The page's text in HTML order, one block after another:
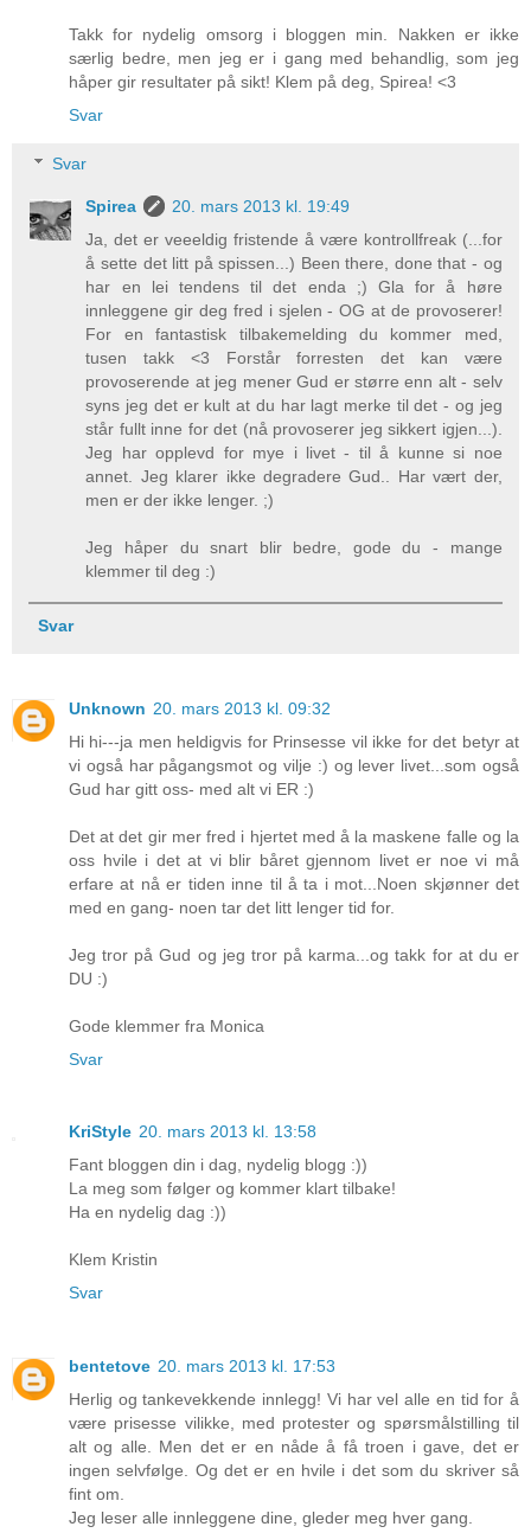
Takk for nydelig omsorg i bloggen min. Nakken er ikke
særlig bedre, men jeg er i gang med behandlig, som jeg
håper gir resultater på sikt! Klem på deg, Spirea! <3
Svar
Svar
Spirea
20. mars 2013 kl. 19:49
Ja, det er veeeldig fristende å være kontrollfreak (...for
å sette det litt på spissen...) Been there, done that - og
har en lei tendens til det enda ;) Gla for å høre
innleggene gir deg fred i sjelen - OG at de provoserer!
For en fantastisk tilbakemelding du kommer med,
tusen takk <3 Forstår forresten det kan være
provoserende at jeg mener Gud er større enn alt - selv
syns jeg det er kult at du har lagt merke til det - og jeg
står fullt inne for det (nå provoserer jeg sikkert igjen...).
Jeg har opplevd for mye i livet - til å kunne si noe
annet. Jeg klarer ikke degradere Gud.. Har vært der,
men er der ikke lenger. ;)
Jeg håper du snart blir bedre, gode du - mange
klemmer til deg :)
Svar
Unknown 20. mars 2013 kl. 09:32
Hi hi---ja men heldigvis for Prinsesse vil ikke for det betyr at
vi også har pågangsmot og vilje :) og lever livet...som også
Gud har gitt oss- med alt vi ER :)
Det at det gir mer fred i hjertet med å la maskene falle og la
oss hvile i det at vi blir båret gjennom livet er noe vi må
erfare at nå er tiden inne til å ta i mot...Noen skjønner det
med en gang- noen tar det litt lenger tid for.
Jeg tror på Gud og jeg tror på karma...og takk for at du er
DU :)
Gode klemmer fra Monica
Svar
KriStyle 20. mars 2013 kl. 13:58
Fant bloggen din i dag, nydelig blogg :))
La meg som følger og kommer klart tilbake!
Ha en nydelig dag :))
Klem Kristin
Svar
bentetove 20. mars 2013 kl. 17:53
Herlig og tankevekkende innlegg! Vi har vel alle en tid for å
være prisesse vilikke, med protester og spørsmålstilling til
alt og alle. Men det er en nåde å få troen i gave, det er
ingen selvfølge. Og det er en hvile i det som du skriver så
fint om.
Jeg leser alle innleggene dine, gleder meg hver gang.